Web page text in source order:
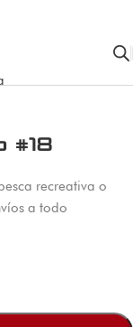
#18
recreativa o
a todo